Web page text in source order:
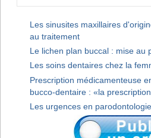
Les sinusites maxillaires
au traitement
Le lichen plan buccal : mise au
Les soins dentaires chez la
Prescription médicamenteuse
bucco-dentaire : «la
Les urgences en parodontologie